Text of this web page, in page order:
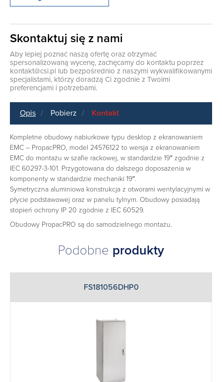
Skontaktuj się z nami
Aby lepiej poznać naszą ofertę oraz otrzymać
spersonalizowaną wycenę, zachęcamy do kontaktu poprzez
kontakt@csi.pl lub bezpośrednio z naszymi wykwalifikowanymi
specjalistami, którzy doradzą Ci zgodnie z Twoimi
preferencjami i potrzebami.
Opis Pobierz Kontakt
Kompletne obudowy nabiurkowe typu desktop z ekranowaniem
EMC – PropacPRO, model 24576122 to wersja z ekranowaniem
EMC do montażu w szafie rackowej, w standardzie 19″ zgodnie z
IEC 60297-3-101. Przygotowana do dalszego doposażenia w
komponenty w standardzie mechaniki 19″.
Symetryczna aluminiowa konstrukcja z otworami wentylacyjnymi w
płycie podstawowej oraz w panelu tylnym. Obudowy posiadają
stopień ochrony IP 20 zgodnie z IEC 60529.
Obudowy PropacPRO są do samodzielnego montażu.
Podobne produkty
FS181056DHP0